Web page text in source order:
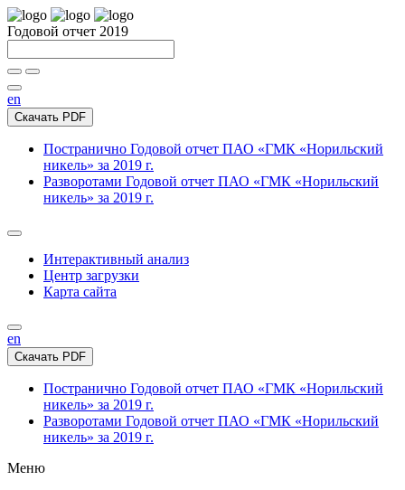
Годовой отчет 2019
en
Скачать PDF
Постранично Годовой отчет ПАО «ГМК «Норильский
никель» за 2019 г.
Разворотами Годовой отчет ПАО «ГМК «Норильский
никель» за 2019 г.
Интерактивный анализ
Центр загрузки
Карта сайта
en
Скачать PDF
Постранично Годовой отчет ПАО «ГМК «Норильский
никель» за 2019 г.
Разворотами Годовой отчет ПАО «ГМК «Норильский
никель» за 2019 г.
Меню